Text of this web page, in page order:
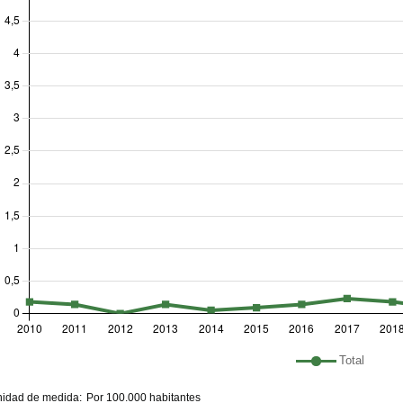
del gráfico: lista de líneas incluidas en el
Total
de medida: Por 100.000 habitantes